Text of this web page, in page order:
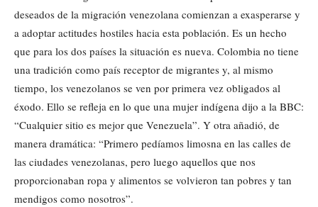
deseados de la migración venezolana comienzan a exasperarse y
a adoptar actitudes hostiles hacia esta población. Es un hecho
que para los dos países la situación es nueva. Colombia no tiene
una tradición como país receptor de migrantes y, al mismo
tiempo, los venezolanos se ven por primera vez obligados al
éxodo. Ello se refleja en lo que una mujer indígena dijo a la BBC:
“Cualquier sitio es mejor que Venezuela”. Y otra añadió, de
manera dramática: “Primero pedíamos limosna en las calles de
las ciudades venezolanas, pero luego aquellos que nos
proporcionaban ropa y alimentos se volvieron tan pobres y tan
mendigos como nosotros”.